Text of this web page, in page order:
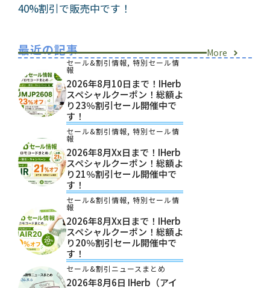
40%割引で販売中です！
最近の記事 More
セール&割引情報, 特別セール情
報
2026年8月10日まで！iHerb
スペシャルクーポン！総額よ
り23％割引セール開催中で
す！
セール&割引情報, 特別セール情
報
2026年8月xx日まで！iHerb
スペシャルクーポン！総額よ
り21％割引セール開催中で
す！
セール&割引情報, 特別セール情
報
2026年8月xx日まで！iHerb
スペシャルクーポン！総額よ
り20％割引セール開催中で
す！
セール&割引ニュースまとめ
2026年8月6日 IHerb（アイ